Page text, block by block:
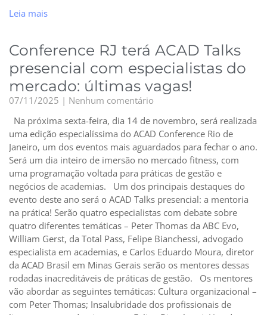
Leia mais
Conference RJ terá ACAD Talks
presencial com especialistas do
mercado: últimas vagas!
07/11/2025
Nenhum comentário
Na próxima sexta-feira, dia 14 de novembro, será realizada
uma edição especialíssima do ACAD Conference Rio de
Janeiro, um dos eventos mais aguardados para fechar o ano.
Será um dia inteiro de imersão no mercado fitness, com
uma programação voltada para práticas de gestão e
negócios de academias. Um dos principais destaques do
evento deste ano será o ACAD Talks presencial: a mentoria
na prática! Serão quatro especialistas com debate sobre
quatro diferentes temáticas – Peter Thomas da ABC Evo,
William Gerst, da Total Pass, Felipe Bianchessi, advogado
especialista em academias, e Carlos Eduardo Moura, diretor
da ACAD Brasil em Minas Gerais serão os mentores dessas
rodadas inacreditáveis de práticas de gestão. Os mentores
vão abordar as seguintes temáticas: Cultura organizacional –
com Peter Thomas; Insalubridade dos profissionais de